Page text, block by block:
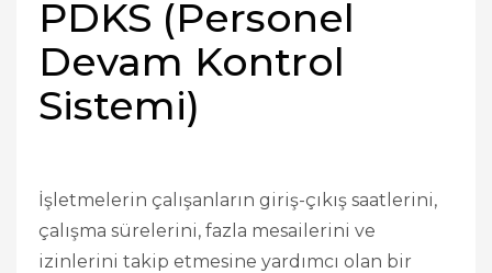
PDKS (Personel
Devam Kontrol
Sistemi)
İşletmelerin çalışanların giriş-çıkış saatlerini,
çalışma sürelerini, fazla mesailerini ve
izinlerini takip etmesine yardımcı olan bir